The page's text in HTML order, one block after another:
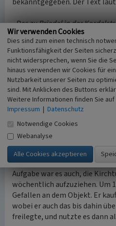
„Das zu Briedel in der
Jakob Walter und Johann Mees
Wohnhaus, samt Kelterhaus,
Garten Hofbering und allen
Gerechtsamen, wie allen darin
nagelfesten Gegenständen
fünfzig des Stückes. Der in
Johann Peter Back vierter bot
Höhrungen zuletzt 336 Thaler
vorheriger Vorlesung.“
Im Jahr 1932 lebt Philipp Mais
Ehefrau Mathilde Fischer
betrieb gegenüber in der Kurtel
Aufgabe war es auch, die
wöchentlich aufzuziehen. Um
Gefallen an dem Objekt. Er
wobei er auch das bis dahin
freilegte, und nutzte es dann
Wir verwenden Cookies
Dies sind zum einen technisch
Funktionsfähigkeit der Seiten
nicht widersprechen, wenn Sie die
hinaus verwenden wir Cookies für
Nutzbarkeit unserer Seiten zu
sind. Mit Anklicken des Buttons
Weitere Informationen finden Sie
Impressum | Datenschutz
Notwendige Cookies
Webanalyse